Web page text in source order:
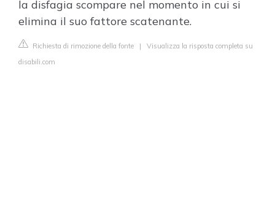
la disfagia scompare nel momento in cui si
elimina il suo fattore scatenante.
Richiesta di rimozione della fonte | Visualizza la risposta completa su
disabili.com